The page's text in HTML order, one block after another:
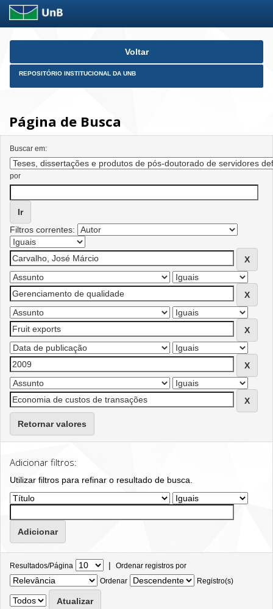
Skip
Voltar
REPOSITÓRIO INSTITUCIONAL DA UNB
Página de Busca
Buscar em:
por
Filtros correntes:
Retornar valores
Adicionar filtros:
Utilizar filtros para refinar o resultado de busca.
Resultados/Página | Ordenar registros por
Ordenar
Registro(s)